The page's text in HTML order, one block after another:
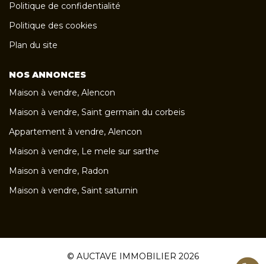
Politique de confidentialité
Politique des cookies
Plan du site
NOS ANNONCES
Maison à vendre, Alencon
Maison à vendre, Saint germain du corbeis
Appartement à vendre, Alencon
Maison à vendre, Le mele sur sarthe
Maison à vendre, Radon
Maison à vendre, Saint saturnin
© AUCTAVE IMMOBILIER 2026